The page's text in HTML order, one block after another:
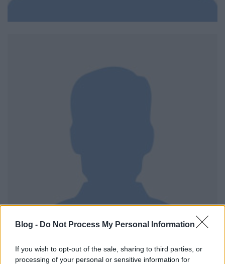
Blog - Do Not Process My Personal Information
If you wish to opt-out of the sale, sharing to third parties, or
processing of your personal or sensitive information for